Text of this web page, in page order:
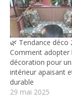
🌿 Tendance déco
Comment adopter
décoration pour un
intérieur apaisant
durable
29 mai 2025